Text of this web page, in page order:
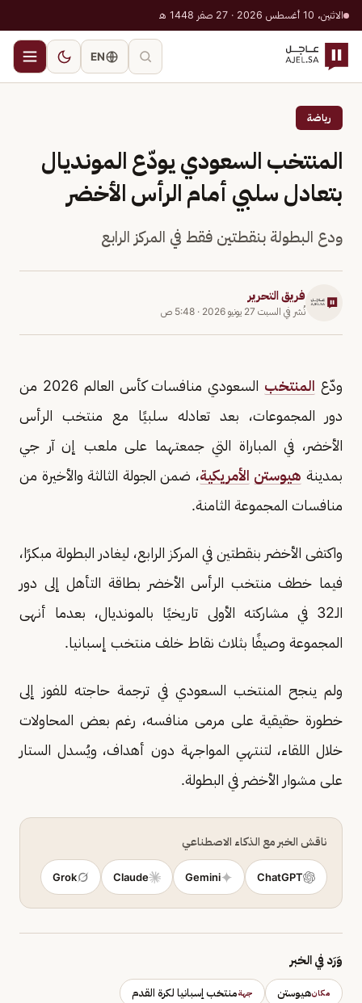
الاثنين، 10 أغسطس 2026 · 27 صفر 1448 هـ
EN
رياضة
المنتخب السعودي يودّع المونديال
بتعادل سلبي أمام الرأس الأخضر
ودع البطولة بنقطتين فقط في المركز الرابع
فريق التحرير
نُشر في السبت 27 يونيو 2026 · 5:48 ص
ودّع المنتخب
السعودي منافسات كأس العالم 2026 من
دور المجموعات، بعد تعادله سلبيًا مع منتخب الرأس
الأخضر، في المباراة التي جمعتهما على ملعب إن آر جي
بمدينة هيوستن الأمريكية، ضمن الجولة الثالثة والأخيرة من
منافسات المجموعة الثامنة.
واكتفى الأخضر بنقطتين في المركز الرابع، ليغادر البطولة مبكرًا،
فيما خطف منتخب الرأس الأخضر بطاقة التأهل إلى دور
الـ32 في مشاركته الأولى تاريخيًا بالمونديال، بعدما أنهى
المجموعة وصيفًا بثلاث نقاط خلف منتخب إسبانيا.
ولم ينجح المنتخب السعودي في ترجمة حاجته للفوز إلى
خطورة حقيقية على مرمى منافسه، رغم بعض المحاولات
خلال اللقاء، لتنتهي المواجهة دون أهداف، ويُسدل الستار
على مشوار الأخضر في البطولة.
ناقش الخبر مع الذكاء الاصطناعي
ChatGPT
Gemini
Claude
Grok
وَرَد في الخبر
مكانهيوستن جهةمنتخب إسبانيا لكرة القدم